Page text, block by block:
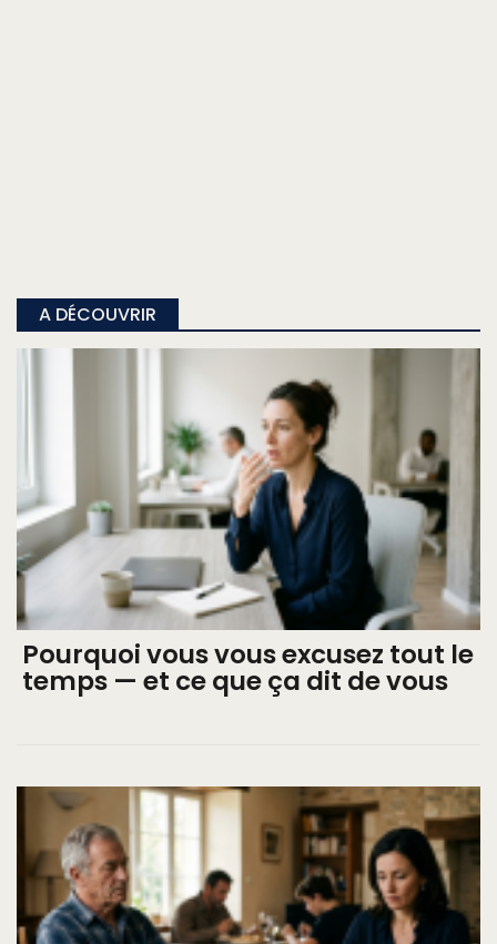
A DÉCOUVRIR
Pourquoi vous vous excusez tout le
temps — et ce que ça dit de vous